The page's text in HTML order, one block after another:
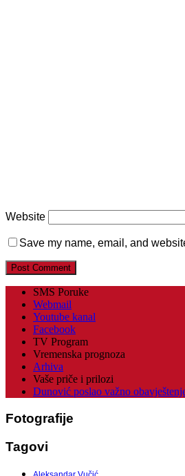
Website
Save my name, email, and
SMS Poruke
Webmail
Youtube kanal
Facebook
TV Program
Vremenska prognoza
Arhiva
Vaše priče i prilozi
Dunović poslao važno
Fotografije
Tagovi